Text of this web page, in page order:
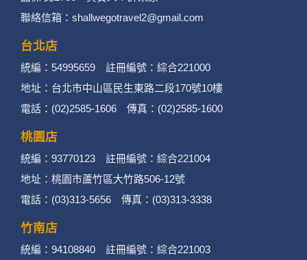
聯絡信箱：shallwegotravel2@gmail.com
台北店
統編：54995659 註冊編號：綜合221000
地址：台北市中山區民生東路二段170號10樓
電話：(02)2585-1606 傳真：(02)2585-1600
桃園店
統編：93770123 註冊編號：綜合221004
地址：桃園市蘆竹區大竹路506-12號
電話：(03)313-5656 傳真：(03)313-3338
竹南店
統編：94108840 註冊編號：綜合221003